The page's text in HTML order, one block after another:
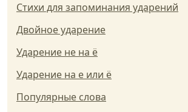
Стихи для запоминания ударений
Двойное ударение
Ударение не на ё
Ударение на е или ё
Популярные слова